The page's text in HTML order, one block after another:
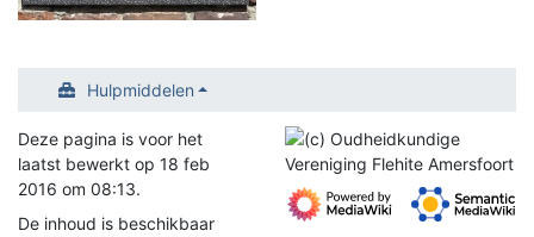
Hulpmiddelen
Deze pagina is voor het
laatst bewerkt op 18 feb
2016 om 08:13.
De inhoud is beschikbaar